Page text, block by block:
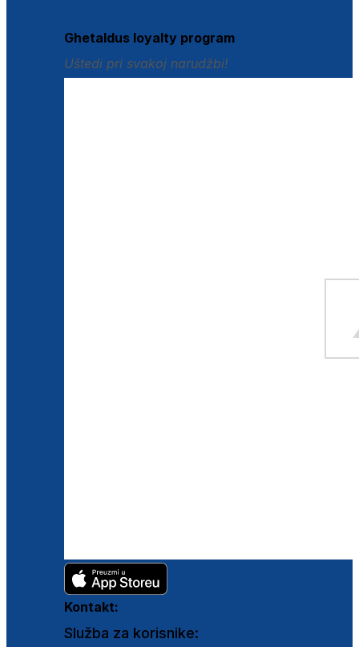
Ghetaldus loyalty program
Uštedi pri svakoj narudžbi!
Kontakt:
Služba za korisnike: